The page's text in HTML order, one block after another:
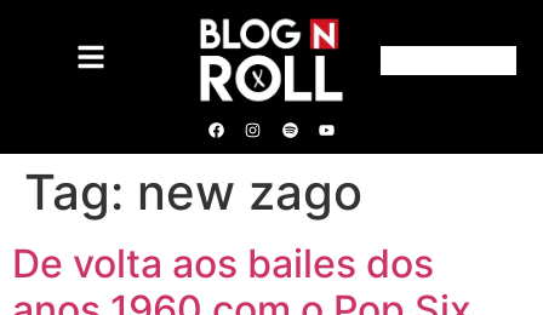
Tag: new zago
De volta aos bailes dos